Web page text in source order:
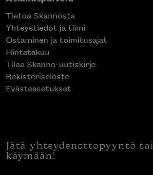
Tietoa Skannosta
Yhteystiedot ja tiimi
Ostaminen ja toimitusajat
Hintatakuu
Tilaa Skanno-uutiskirje
Rekisteriseloste
Evästeasetukset
Jätä yhteydenottopyyntö
käymään!